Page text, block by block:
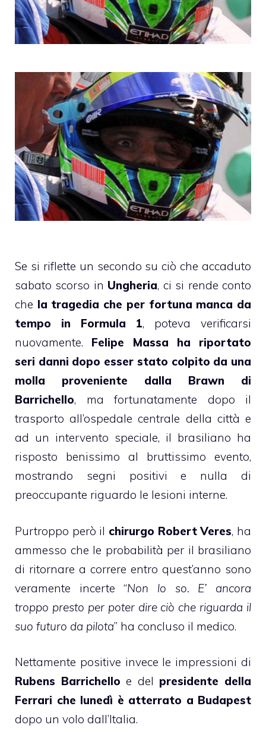
Se si riflette un secondo su ciò che accaduto
sabato scorso in Ungheria, ci si rende conto
che la tragedia che per fortuna manca da
tempo in Formula 1, poteva verificarsi
nuovamente. Felipe Massa ha riportato
seri danni dopo esser stato colpito da una
molla proveniente dalla Brawn di
Barrichello, ma fortunatamente dopo il
trasporto all’ospedale centrale della città e
ad un intervento speciale, il brasiliano ha
risposto benissimo al bruttissimo evento,
mostrando segni positivi e nulla di
preoccupante riguardo le lesioni interne.
Purtroppo però il chirurgo Robert Veres, ha
ammesso che le probabilità per il brasiliano
di ritornare a correre entro quest’anno sono
veramente incerte “Non lo so. E’ ancora
troppo presto per poter dire ciò che riguarda il
suo futuro da pilota” ha concluso il medico.
Nettamente positive invece le impressioni di
Rubens Barrichello e del presidente della
Ferrari che lunedì è atterrato a Budapest
dopo un volo dall’Italia.